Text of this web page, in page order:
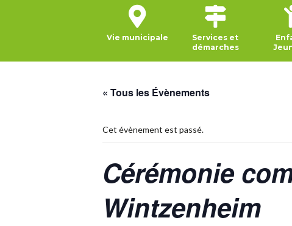
Vie municipale
Services et
démarches
« Tous les Évènements
Cet évènement est passé.
Cérémonie
Wintzenheim